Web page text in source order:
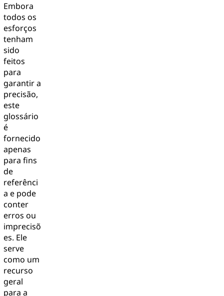
Embora
todos os
esforços
tenham
sido
feitos
para
garantir a
precisão,
este
glossário
é
fornecido
apenas
para fins
de
referênci
a e pode
conter
erros ou
imprecisõ
es. Ele
serve
como um
recurso
geral
para a